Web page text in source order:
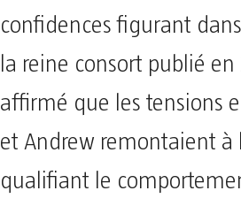
confidences figurant
la reine consort publié
affirmé que les tensions
et Andrew remontaient à
qualifiant le